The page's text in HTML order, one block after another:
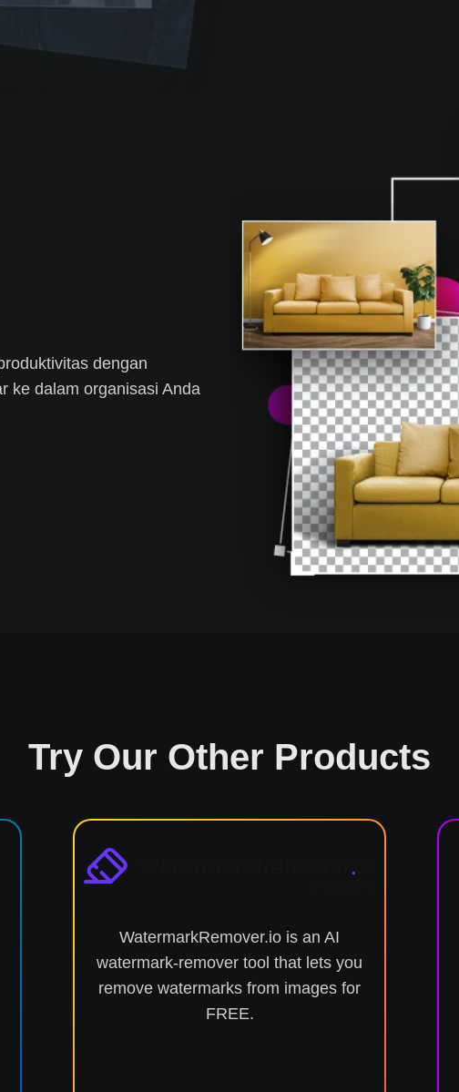
dengan
ke dalam organisasi Anda
Try Our Other Products
WatermarkRemover.io is an AI
watermark-remover tool that lets you
remove watermarks from images for
FREE.